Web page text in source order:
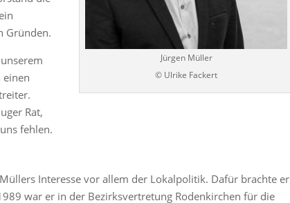
Jürgen Müller
© Ulrike Fackert
Gründen.
Rat,
fehlen.
Interesse vor allem der Lokalpolitik. Dafür brachte er
war er in der Bezirksvertretung Rodenkirchen für die